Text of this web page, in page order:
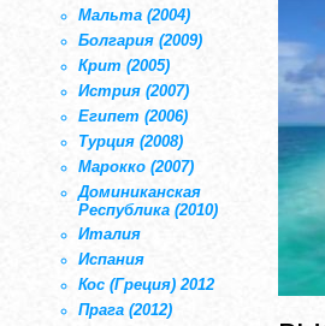
Мальта (2004)
Болгария (2009)
Крит (2005)
Истрия (2007)
Египет (2006)
Турция (2008)
Марокко (2007)
Доминиканская
Республика (2010)
Италия
Испания
Кос (Греция) 2012
Прага (2012)